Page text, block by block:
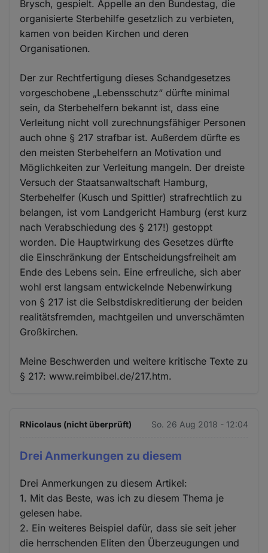
Brysch, gespielt. Appelle an den Bundestag, die
organisierte Sterbehilfe gesetzlich zu verbieten,
kamen von beiden Kirchen und deren
Organisationen.
Der zur Rechtfertigung dieses Schandgesetzes
vorgeschobene „Lebensschutz“ dürfte minimal
sein, da Sterbehelfern bekannt ist, dass eine
Verleitung nicht voll zurechnungsfähiger Personen
auch ohne § 217 strafbar ist. Außerdem dürfte es
den meisten Sterbehelfern an Motivation und
Möglichkeiten zur Verleitung mangeln. Der dreiste
Versuch der Staatsanwaltschaft Hamburg,
Sterbehelfer (Kusch und Spittler) strafrechtlich zu
belangen, ist vom Landgericht Hamburg (erst kurz
nach Verabschiedung des § 217!) gestoppt
worden. Die Hauptwirkung des Gesetzes dürfte
die Einschränkung der Entscheidungsfreiheit am
Ende des Lebens sein. Eine erfreuliche, sich aber
wohl erst langsam entwickelnde Nebenwirkung
von § 217 ist die Selbstdiskreditierung der beiden
realitätsfremden, machtgeilen und unverschämten
Großkirchen.
Meine Beschwerden und weitere kritische Texte zu
§ 217: www.reimbibel.de/217.htm.
RNicolaus (nicht überprüft) So. 26 Aug 2018 - 12:04
Drei Anmerkungen zu diesem
Drei Anmerkungen zu diesem Artikel:
1. Mit das Beste, was ich zu diesem Thema je
gelesen habe.
2. Ein weiteres Beispiel dafür, dass sie seit jeher
die herrschenden Eliten den Überzeugungen und